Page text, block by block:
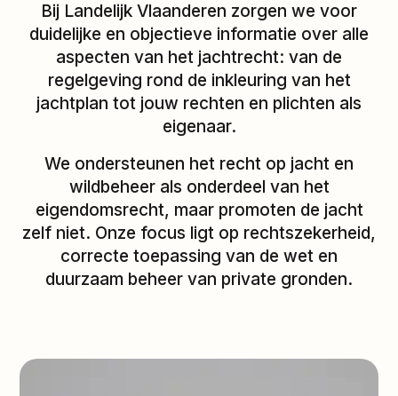
Bij Landelijk Vlaanderen zorgen we voor
duidelijke en objectieve informatie over alle
aspecten van het jachtrecht: van de
regelgeving rond de inkleuring van het
jachtplan tot jouw rechten en plichten als
eigenaar.
We ondersteunen het recht op jacht en
wildbeheer als onderdeel van het
eigendomsrecht, maar promoten de jacht
zelf niet. Onze focus ligt op rechtszekerheid,
correcte toepassing van de wet en
duurzaam beheer van private gronden.